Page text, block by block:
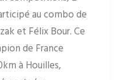
au combo de
et Félix Bour. Ce
de France
à Houilles,